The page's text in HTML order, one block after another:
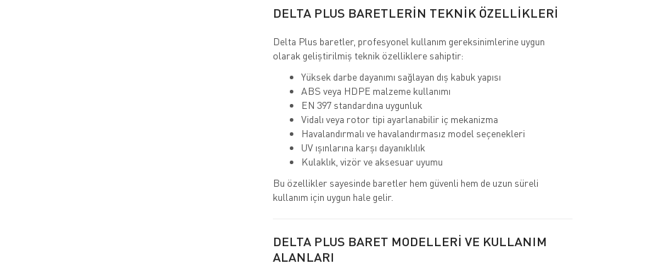
DELTA PLUS BARETLERİN TEKNİK ÖZELLİKLERİ
Delta Plus baretler, profesyonel kullanım gereksinimlerine uygun
olarak geliştirilmiş teknik özelliklere sahiptir:
Yüksek darbe dayanımı sağlayan dış kabuk yapısı
ABS veya HDPE malzeme kullanımı
EN 397 standardına uygunluk
Vidalı veya rotor tipi ayarlanabilir iç mekanizma
Havalandırmalı ve havalandırmasız model seçenekleri
UV ışınlarına karşı dayanıklılık
Kulaklık, vizör ve aksesuar uyumu
Bu özellikler sayesinde baretler hem güvenli hem de uzun süreli
kullanım için uygun hale gelir.
DELTA PLUS BARET MODELLERİ VE KULLANIM
ALANLARI